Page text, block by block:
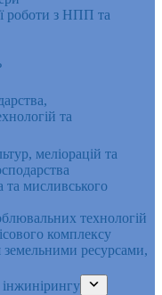
роботи з НПП та
та
меліорацій та
та мисливського
технологій
комплексу
земельними ресурсами,
інжинірингу